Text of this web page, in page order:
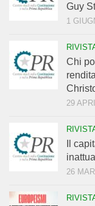
Guy
1
Chi
29
Il
26